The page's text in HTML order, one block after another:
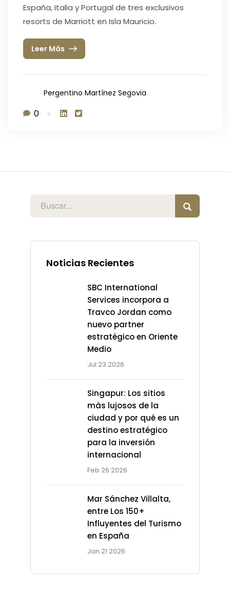
Noticias Recientes
SBC International
Services incorpora a
Travco Jordan como
nuevo partner
estratégico en Oriente
Medio
Jul 23 2026
Singapur: Los sitios
más lujosos de la
ciudad y por qué es un
destino estratégico
para la inversión
internacional
Feb 26 2026
Mar Sánchez Villalta,
entre Los 150+
Influyentes del Turismo
en España
Jan 21 2026
España, Italia y Portugal de tres exclusivos
resorts de Marriott en Isla Mauricio.
Leer Más
Pergentino Martínez Segovia
0